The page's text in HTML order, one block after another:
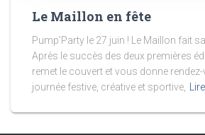
Le Maillon en fête
Pump’Party le 27 juin ! Le Maillon fait
Après le succès des deux premières
remet le couvert et vous donne
journée festive, créative et sportive,